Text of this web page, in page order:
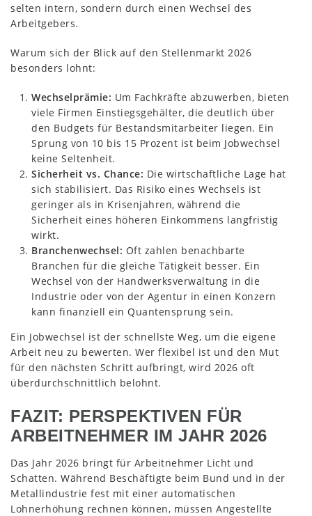
selten intern, sondern durch einen Wechsel des
Arbeitgebers.
Warum sich der Blick auf den Stellenmarkt 2026
besonders lohnt:
Wechselprämie: Um Fachkräfte abzuwerben, bieten
viele Firmen Einstiegsgehälter, die deutlich über
den Budgets für Bestandsmitarbeiter liegen. Ein
Sprung von 10 bis 15 Prozent ist beim Jobwechsel
keine Seltenheit.
Sicherheit vs. Chance: Die wirtschaftliche Lage hat
sich stabilisiert. Das Risiko eines Wechsels ist
geringer als in Krisenjahren, während die
Sicherheit eines höheren Einkommens langfristig
wirkt.
Branchenwechsel: Oft zahlen benachbarte
Branchen für die gleiche Tätigkeit besser. Ein
Wechsel von der Handwerksverwaltung in die
Industrie oder von der Agentur in einen Konzern
kann finanziell ein Quantensprung sein.
Ein Jobwechsel ist der schnellste Weg, um die eigene
Arbeit neu zu bewerten. Wer flexibel ist und den Mut
für den nächsten Schritt aufbringt, wird 2026 oft
überdurchschnittlich belohnt.
FAZIT: PERSPEKTIVEN FÜR
ARBEITNEHMER IM JAHR 2026
Das Jahr 2026 bringt für Arbeitnehmer Licht und
Schatten. Während Beschäftigte beim Bund und in der
Metallindustrie fest mit einer automatischen
Lohnerhöhung rechnen können, müssen Angestellte